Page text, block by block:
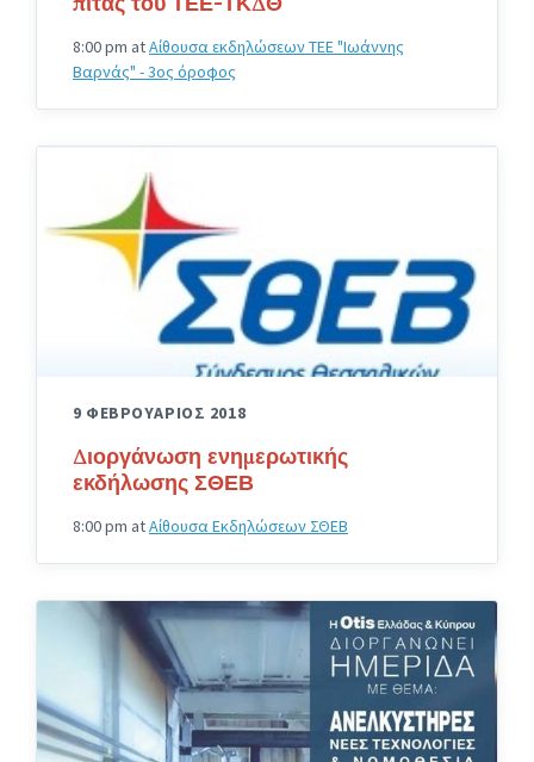
8:00 pm atΑίθουσα εκδηλώσεων ΤΕΕ "Ιωάννης
Βαρνάς" - 3ος όροφος
9 ΦΕΒΡΟΥΑΡΙΟΣ 2018
Διοργάνωση ενημερωτικής
εκδήλωσης ΣΘΕΒ
8:00 pm atΑίθουσα Εκδηλώσεων ΣΘΕΒ